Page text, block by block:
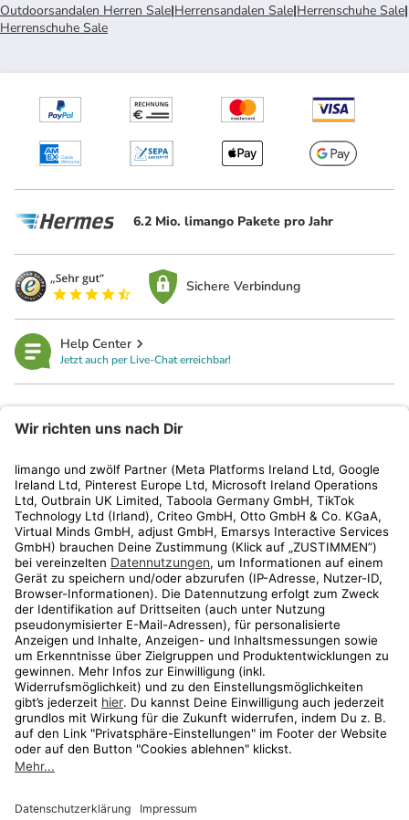
Outdoorsandalen Herren Sale|Herrensandalen Sale|Herrenschuhe Sale|
Herrenschuhe Sale
6.2 Mio. limango Pakete pro Jahr
Sichere Verbindung
Help Center
Jetzt auch per Live-Chat erreichbar!
Kundenservice
Shop
Aktionen
Travel